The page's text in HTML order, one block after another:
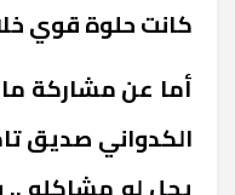
كانت حلوة قوي
أما عن مشاركة
الكدواني صديق